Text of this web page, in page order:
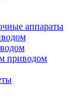
аппараты
приводом